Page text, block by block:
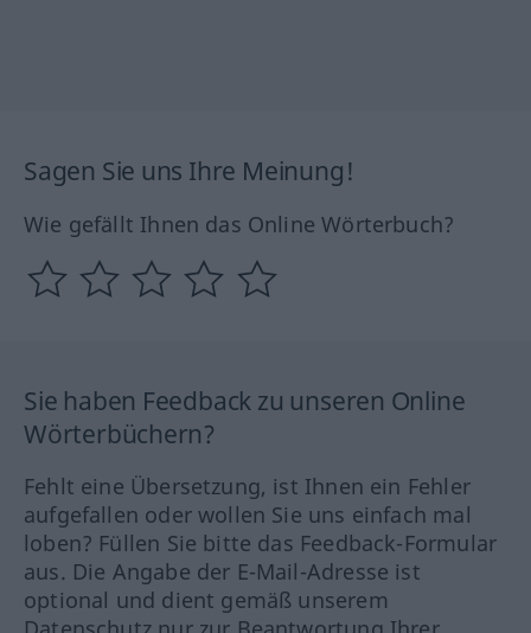
Sagen Sie uns Ihre Meinung!
Wie gefällt Ihnen das Online Wörterbuch?
Sie haben Feedback zu unseren Online
Wörterbüchern?
Fehlt eine Übersetzung, ist Ihnen ein Fehler
aufgefallen oder wollen Sie uns einfach mal
loben? Füllen Sie bitte das Feedback-Formular
aus. Die Angabe der E-Mail-Adresse ist
optional und dient gemäß unserem